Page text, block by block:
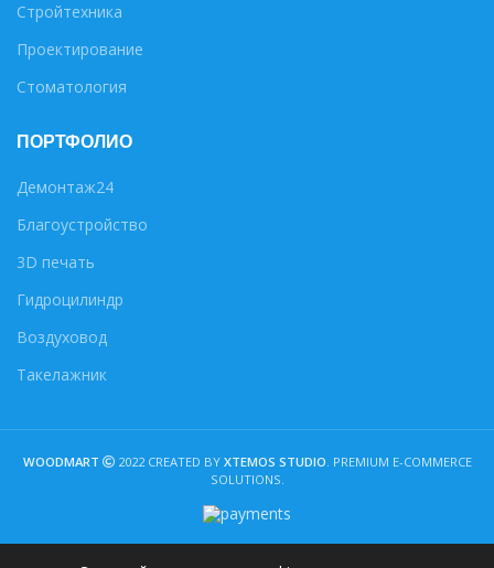
Стройтехника
Проектирование
Стоматология
ПОРТФОЛИО
Демонтаж24
Благоустройство
3D печать
Гидроцилиндр
Воздуховод
Такелажник
WOODMART 2022 CREATED BY XTEMOS STUDIO. PREMIUM E-COMMERCE
SOLUTIONS.